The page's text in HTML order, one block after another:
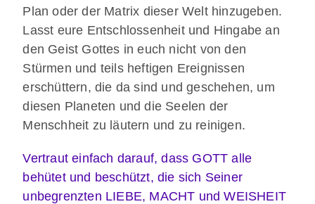
Plan oder der Matrix dieser Welt hinzugeben.
Lasst eure Entschlossenheit und Hingabe an
den Geist Gottes in euch nicht von den
Stürmen und teils heftigen Ereignissen
erschüttern, die da sind und geschehen, um
diesen Planeten und die Seelen der
Menschheit zu läutern und zu reinigen.
Vertraut einfach darauf, dass GOTT alle
behütet und beschützt, die sich Seiner
unbegrenzten LIEBE, MACHT und WEISHEIT